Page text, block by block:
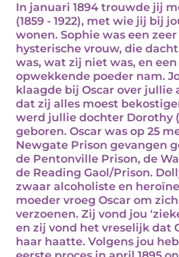
In januari 1894 trouwde jij
(1859 - 1922), met wie jij bij
wonen. Sophie was een
hysterische vrouw, die
was, wat zij niet was, en
opwekkende poeder nam.
klaagde bij Oscar over jullie
dat zij alles moest
werd jullie dochter Dorothy
geboren. Oscar was op 25
Newgate Prison gevangen
de Pentonville Prison, de
de Reading Gaol/Prison.
zwaar alcoholiste en
moeder vroeg Oscar om
verzoenen. Zij vond jou
en zij vond het vreselijk dat
haar haatte. Volgens jou